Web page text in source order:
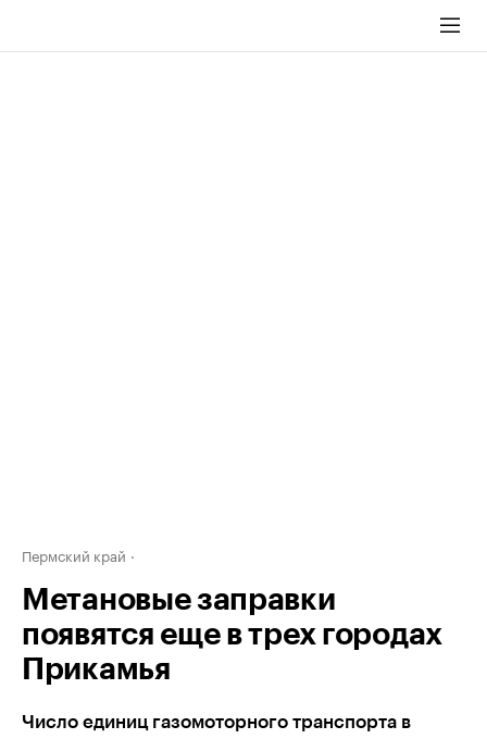
Пермский край
Метановые заправки
появятся еще в трех городах
Прикамья
Число единиц газомоторного транспорта в